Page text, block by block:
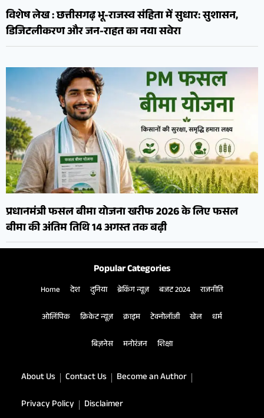
विशेष लेख : छत्तीसगढ़ भू-राजस्व संहिता में सुधार: सुशासन,
डिजिटलीकरण और जन-राहत का नया सवेरा
प्रधानमंत्री फसल बीमा योजना खरीफ 2026 के लिए फसल
बीमा की अंतिम तिथि 14 अगस्त तक बढ़ी
Popular Categories
Home देश दुनिया ब्रेकिंग न्यूज़ बजट 2024 राजनीति
ओलिंपिक क्रिकेट न्यूज़ क्राइम टेक्नोलॉजी खेल धर्म
बिज़नेस मनोरंजन शिक्षा
About Us Contact Us
Become an Author
Privacy Policy
Disclaimer